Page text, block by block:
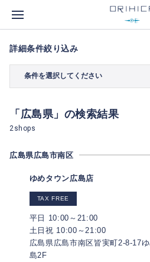
詳細条件絞り込み
条件を選択してください
「広島県」の検索結果
2shops
広島県広島市南区
ゆめタウン広島店
TAX FREE
平日 10:00～21:00
土日祝 10:00～21:00
広島県広島市南区皆実町2-8-17
島2F